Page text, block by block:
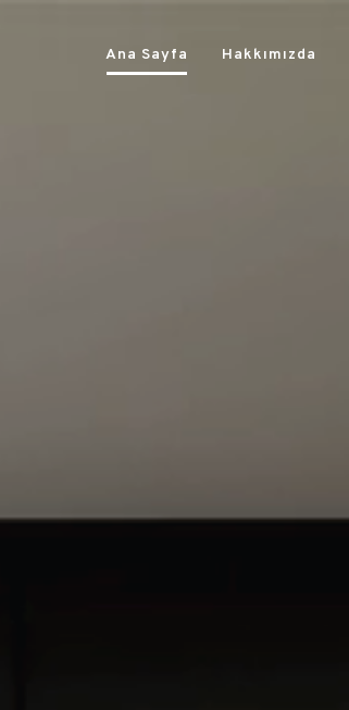
Ana Sayfa Hakkımızda